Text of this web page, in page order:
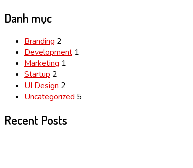
Danh mục
Branding 2
Development 1
Marketing 1
Startup 2
UI Design 2
Uncategorized 5
Recent Posts